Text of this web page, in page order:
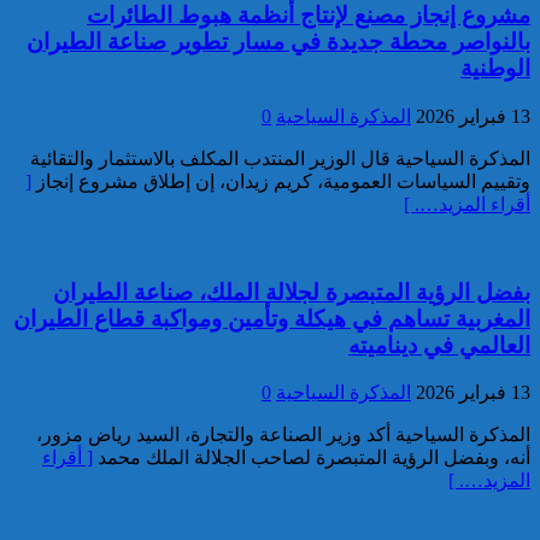
خبير: “البيعة الإلكترونية” تكشف
تحول الإرهاب الرقمي بعد تفكيك
خلية داعشية بتطوان
تركيا:القضاء يأمر بحبس رئيس
بلدية إسطنبول على ذمة التحقيق
مشروع إنجاز مصنع لإنتاج أنظمة هبوط الطائرات
بالنواصر محطة جديدة في مسار تطوير صناعة الطيران
الوطنية
13 فبراير 2026 المذكرة السياحية 0
المذكرة السياحية قال الوزير المنتدب المكلف بالاستثمار والتقائية
وتقييم السياسات العمومية، كريم زيدان، إن إطلاق مشروع إنجاز [
أقراء المزيد…. ]
بفضل الرؤية المتبصرة لجلالة الملك، صناعة الطيران
المغربية تساهم في هيكلة وتأمين ومواكبة قطاع الطيران
العالمي في ديناميته
13 فبراير 2026 المذكرة السياحية 0
المذكرة السياحية أكد وزير الصناعة والتجارة، السيد رياض مزور،
أنه، وبفضل الرؤية المتبصرة لصاحب الجلالة الملك محمد [ أقراء
المزيد…. ]